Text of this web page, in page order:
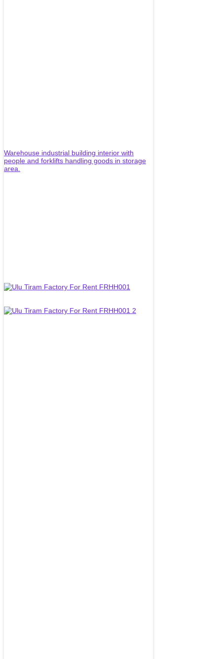
Warehouse industrial building interior with
people and forklifts handling goods in storage
area.